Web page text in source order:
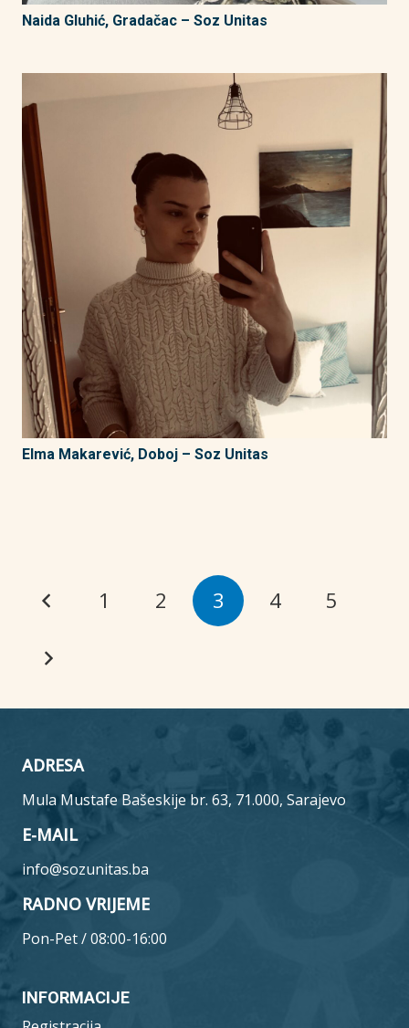
Naida Gluhić, Gradačac – Soz Unitas
Elma Makarević, Doboj – Soz Unitas
1 2 3 4 5
ADRESA
Mula Mustafe Bašeskije br. 63, 71.000, Sarajevo
E-MAIL
info@sozunitas.ba
RADNO VRIJEME
Pon-Pet / 08:00-16:00
INFORMACIJE